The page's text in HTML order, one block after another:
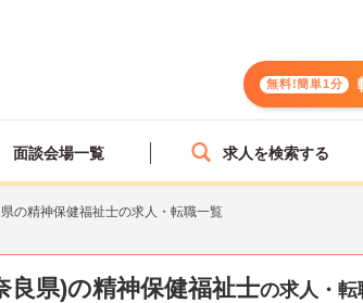
無料!簡単1分
面談会場一覧 求人を検索する
の精神保健福祉士の求人・転職一覧
良県)の精神保健福祉士の求人・転